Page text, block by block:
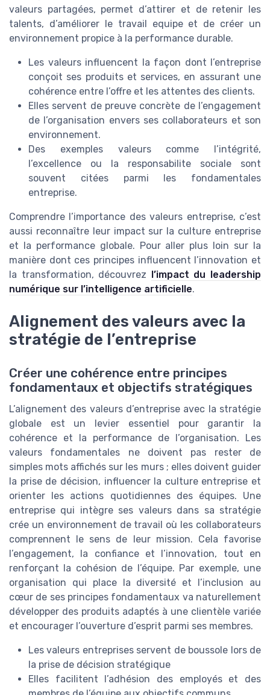
valeurs partagées, permet d’attirer et de retenir les
talents, d’améliorer le travail equipe et de créer un
environnement propice à la performance durable.
Les valeurs influencent la façon dont l’entreprise
conçoit ses produits et services, en assurant une
cohérence entre l’offre et les attentes des clients.
Elles servent de preuve concrète de l’engagement
de l’organisation envers ses collaborateurs et son
environnement.
Des exemples valeurs comme l’intégrité,
l’excellence ou la responsabilite sociale sont
souvent citées parmi les fondamentales
entreprise.
Comprendre l’importance des valeurs entreprise, c’est
aussi reconnaître leur impact sur la culture entreprise
et la performance globale. Pour aller plus loin sur la
manière dont ces principes influencent l’innovation et
la transformation, découvrez l’impact du leadership
numérique sur l’intelligence artificielle.
Alignement des valeurs avec la
stratégie de l’entreprise
Créer une cohérence entre principes
fondamentaux et objectifs stratégiques
L’alignement des valeurs d’entreprise avec la stratégie
globale est un levier essentiel pour garantir la
cohérence et la performance de l’organisation. Les
valeurs fondamentales ne doivent pas rester de
simples mots affichés sur les murs ; elles doivent guider
la prise de décision, influencer la culture entreprise et
orienter les actions quotidiennes des équipes. Une
entreprise qui intègre ses valeurs dans sa stratégie
crée un environnement de travail où les collaborateurs
comprennent le sens de leur mission. Cela favorise
l’engagement, la confiance et l’innovation, tout en
renforçant la cohésion de l’équipe. Par exemple, une
organisation qui place la diversité et l’inclusion au
cœur de ses principes fondamentaux va naturellement
développer des produits adaptés à une clientèle variée
et encourager l’ouverture d’esprit parmi ses membres.
Les valeurs entreprises servent de boussole lors de
la prise de décision stratégique
Elles facilitent l’adhésion des employés et des